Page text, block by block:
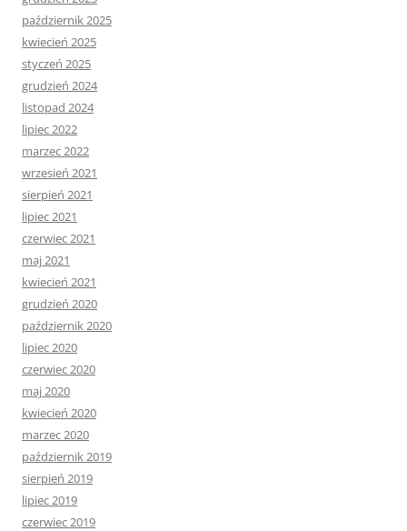
październik 2025
kwiecień 2025
styczeń 2025
grudzień 2024
listopad 2024
lipiec 2022
marzec 2022
wrzesień 2021
sierpień 2021
lipiec 2021
czerwiec 2021
maj 2021
kwiecień 2021
grudzień 2020
październik 2020
lipiec 2020
czerwiec 2020
maj 2020
kwiecień 2020
marzec 2020
październik 2019
sierpień 2019
lipiec 2019
czerwiec 2019